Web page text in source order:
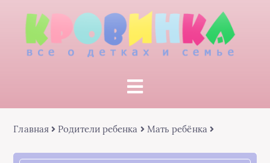
Главная Родители ребенка Мать ребёнка